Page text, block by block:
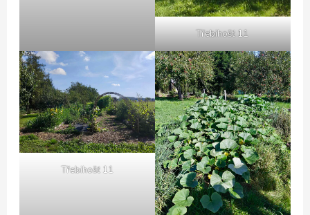
Třebihošť 11
Třebihošť 11